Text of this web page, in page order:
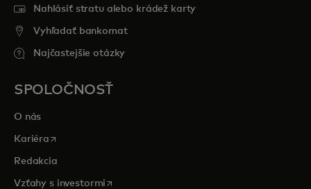
Nahlásiť stratu alebo krádež karty
Vyhľadať bankomat
Najčastejšie otázky
SPOLOČNOSŤ
O nás
Kariéra opens in a new tab
Redakcia
Vzťahy s investormi opens in a new tab